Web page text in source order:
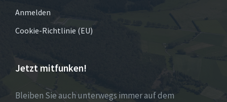
Anmelden
Cookie-Richtlinie (EU)
Jetzt mitfunken!
Bleiben Sie auch unterwegs immer auf dem